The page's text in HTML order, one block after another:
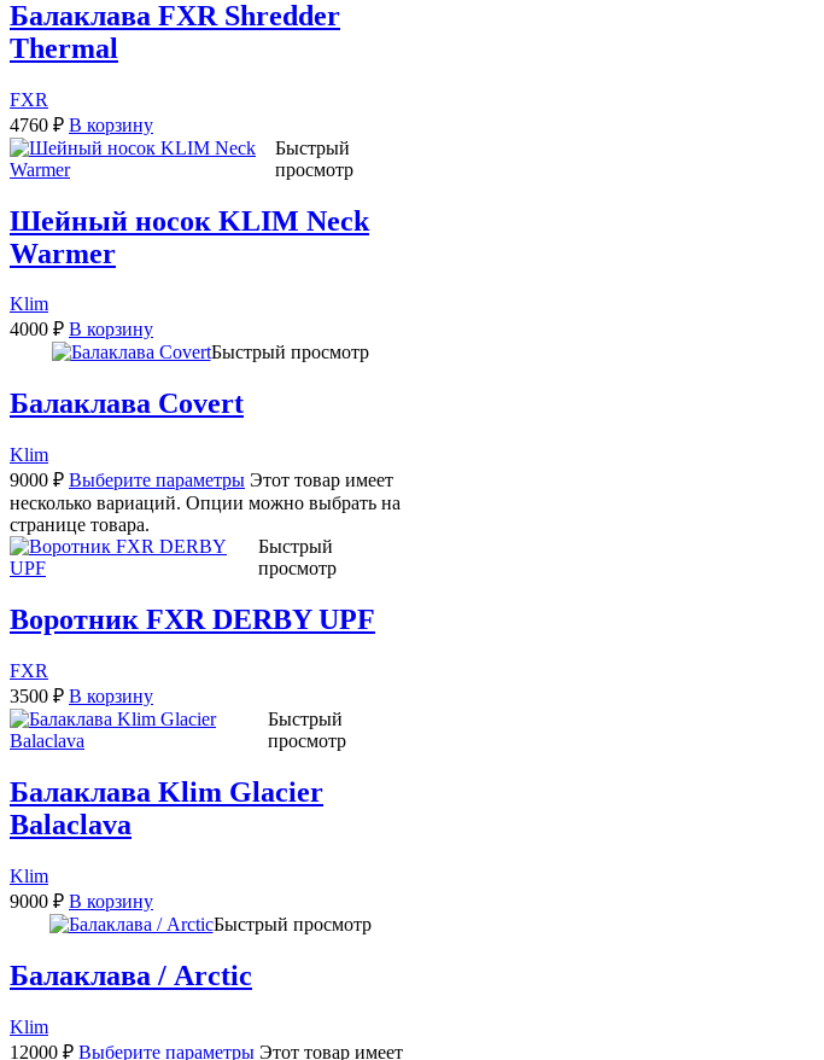
Балаклава FXR Shredder
Thermal
FXR
4760 ₽ В корзину
Быстрый
просмотр
Шейный носок KLIM Neck
Warmer
Klim
4000 ₽ В корзину
Быстрый просмотр
Балаклава Covert
Klim
9000 ₽ Выберите параметры Этот товар имеет
несколько вариаций. Опции можно выбрать на
странице товара.
Быстрый
просмотр
Воротник FXR DERBY UPF
FXR
3500 ₽ В корзину
Быстрый
просмотр
Балаклава Klim Glacier
Balaclava
Klim
9000 ₽ В корзину
Быстрый просмотр
Балаклава / Arctic
Klim
12000 ₽ Выберите параметры Этот товар имеет